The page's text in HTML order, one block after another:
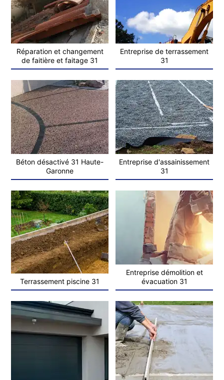
Réparation et changement
de faitière et faitage 31
Entreprise de terrassement
31
Béton désactivé 31 Haute-
Garonne
Entreprise d'assainissement
31
Terrassement piscine 31
Entreprise démolition et
évacuation 31